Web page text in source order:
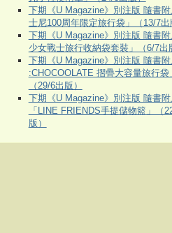
下期《U Magazine》別注版 隨書
士尼100周年限定旅行袋」（13/7出
下期《U Magazine》別注版 隨書
少女戰士旅行收納袋套裝」（6/7出
下期《U Magazine》別注版 隨書附
:CHOCOOLATE 摺疊大容量旅行袋
（29/6出版）
下期《U Magazine》別注版 隨書附
「LINE FRIENDS手提儲物籃」（
版）